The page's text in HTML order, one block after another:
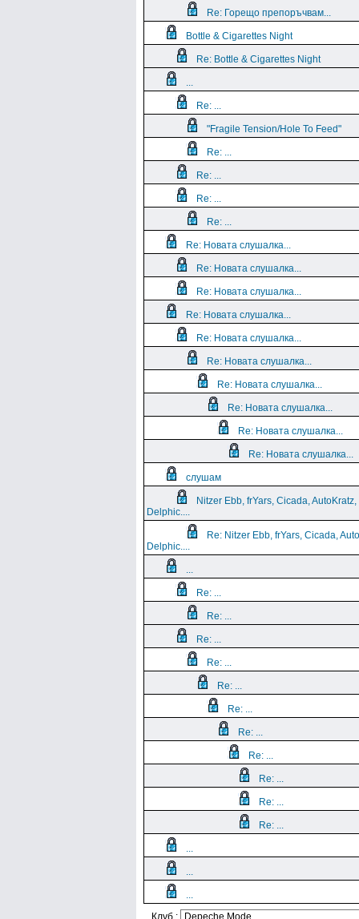
Re: Горещо препоръчвам...
Bottle & Cigarettes Night
Re: Bottle & Cigarettes Night
...
Re: ...
"Fragile Tension/Hole To Feed"
Re: ...
Re: ...
Re: ...
Re: ...
Re: Новата слушалка...
Re: Новата слушалка...
Re: Новата слушалка...
Re: Новата слушалка...
Re: Новата слушалка...
Re: Новата слушалка...
Re: Новата слушалка...
Re: Новата слушалка...
Re: Новата слушалка...
Re: Новата слушалка...
слушам
Nitzer Ebb, frYars, Cicada, AutoKratz,
Delphic....
Re: Nitzer Ebb, frYars, Cicada,
Delphic....
...
Re: ...
Re: ...
Re: ...
Re: ...
Re: ...
Re: ...
Re: ...
Re: ...
Re: ...
Re: ...
Re: ...
...
...
...
Клуб :